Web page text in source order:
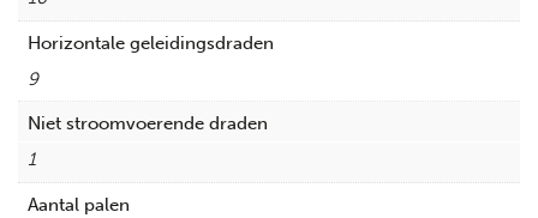
Horizontale geleidingsdraden
9
Niet stroomvoerende draden
1
Aantal palen